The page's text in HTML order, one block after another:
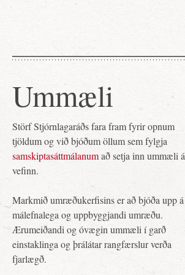
Ummæli
Störf Stjórnlagaráðs fara fram fyrir opnum
tjöldum og við bjóðum öllum sem fylgja
samskiptasáttmálanumað setja inn ummæli á
vefinn.
Markmið umræðukerfisins er að bjóða upp á
málefnalega og uppbyggjandi umræðu.
Ærumeiðandi og óvægin ummæli í garð
einstaklinga og þrálátar rangfærslur verða
fjarlægð.